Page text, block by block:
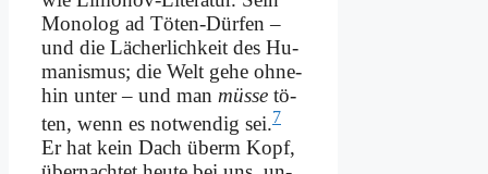
Mo­no­log ad Tö­ten-Dür­fen –
und die Lä­cher­lich­keit des Hu­
ma­nis­mus; die Welt ge­he oh­ne­
hin un­ter – und man müs­se tö­
ten, wenn es not­wen­dig sei.7
Er hat kein Dach überm Kopf,